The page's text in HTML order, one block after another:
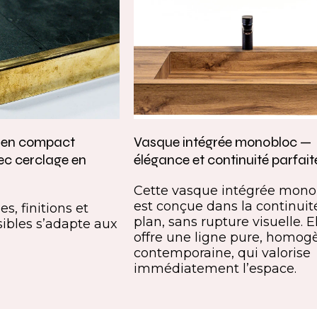
compact
cerclage en
finitions et
s’adapte aux
Vasque intégrée monobloc —
élégance et continuité
Cette vasque intégrée
est conçue dans la
plan, sans rupture visuelle.
offre une ligne pure,
contemporaine, qui valorise
immédiatement l’espace.